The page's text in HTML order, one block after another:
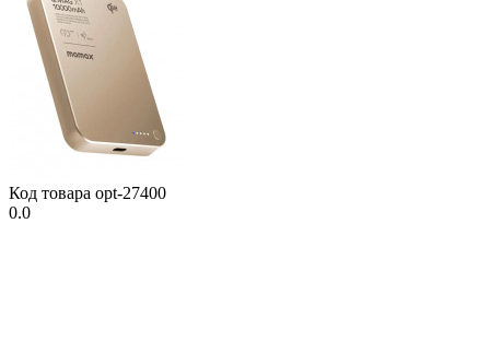
Код товара opt-27400
0.0